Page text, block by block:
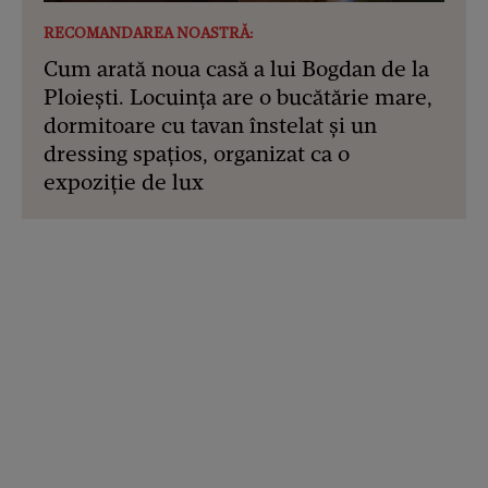
RECOMANDAREA NOASTRĂ:
Cum arată noua casă a lui Bogdan de la
Ploiești. Locuința are o bucătărie mare,
dormitoare cu tavan înstelat și un
dressing spațios, organizat ca o
expoziție de lux